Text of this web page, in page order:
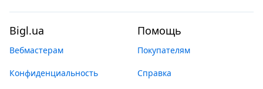
Bigl.ua
Вебмастерам
Конфиденциальность
Помощь
Покупателям
Справка